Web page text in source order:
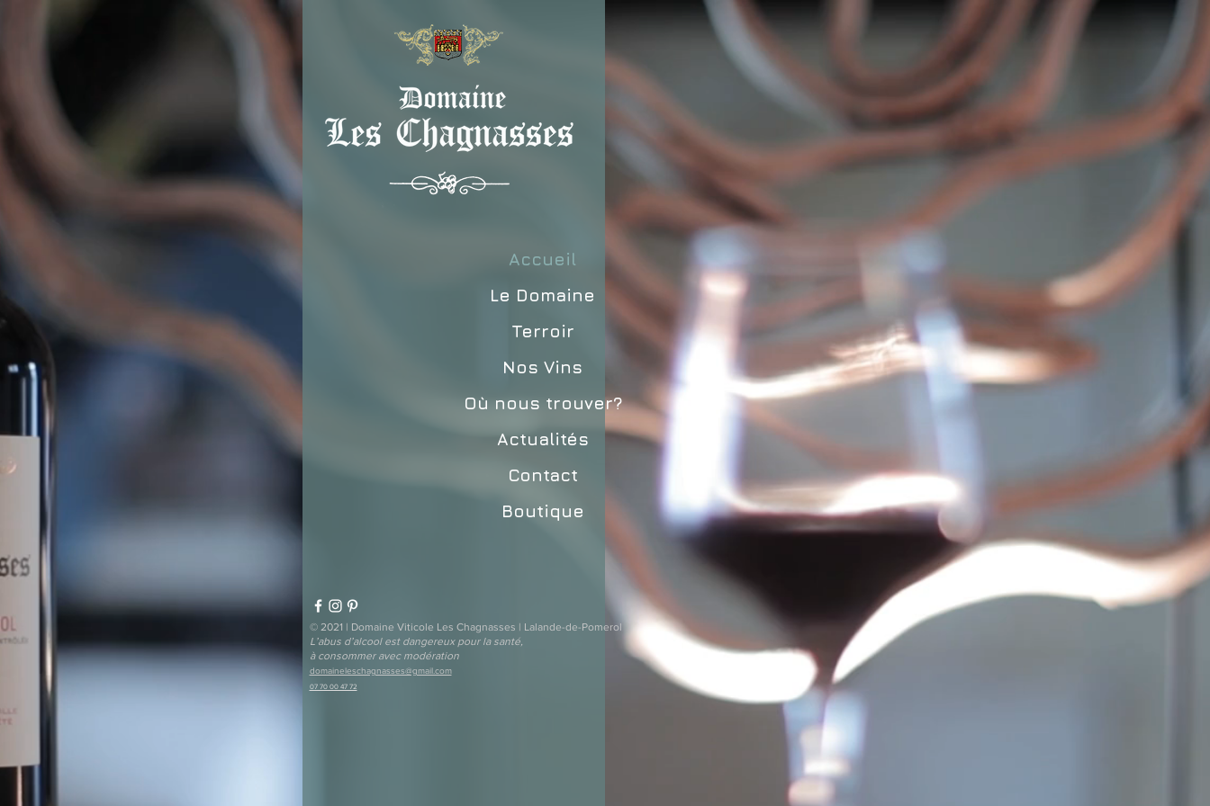
Accueil
Le Domaine
Terroir
Nos Vins
Où nous trouver?
Actualités
Contact
Boutique
© 2021 | Domaine Viticole Les Chagnasses | Lalande-de-Pomerol
L’abus d’alcool est dangereux pour la santé,
à consommer avec modération
domaineleschagnasses@gmail.com
07 70 00 47 72